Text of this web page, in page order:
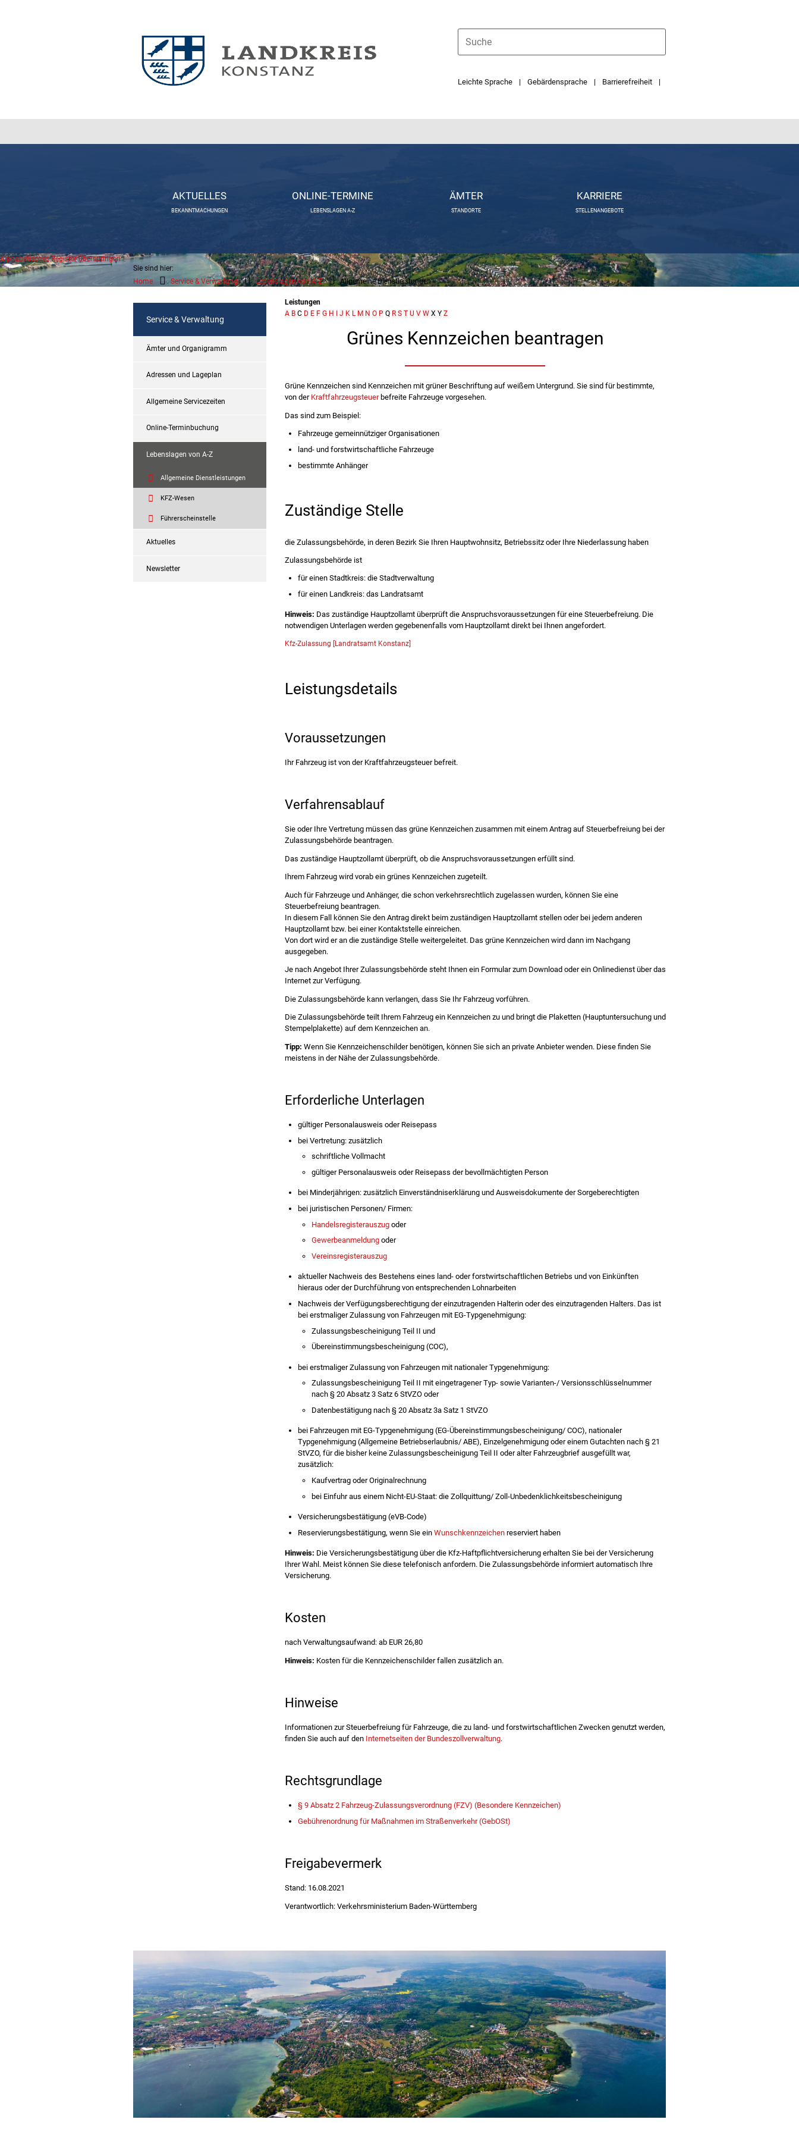
Leichte Sprache Gebärdensprache Barrierefreiheit
AKTUELLES
BEKANNTMACHUNGEN
ONLINE-TERMINE
LEBENSLAGEN A-Z
ÄMTER
STANDORTE
KARRIERE
STELLENANGEBOTE
Sie sind hier:
Home
Service & Verwaltung Lebenslagen von A-Z Allgemeine Dienstleistungen
Service & Verwaltung
Ämter und Organigramm
Adressen und Lageplan
Allgemeine Servicezeiten
Online-Terminbuchung
Lebenslagen von A-Z
Allgemeine Dienstleistungen
KFZ-Wesen
Führerscheinstelle
Aktuelles
Newsletter
Leistungen
Alphabetisches Register überspringen
A B C D E F G H I J K L M N O P Q R S T U V W X Y Z
Grünes Kennzeichen beantragen
Grüne Kennzeichen sind Kennzeichen mit grüner Beschriftung auf weißem Untergrund. Sie sind für bestimmte,
von der Kraftfahrzeugsteuerbefreite Fahrzeuge vorgesehen.
Das sind zum Beispiel:
Fahrzeuge gemeinnütziger Organisationen
land- und forstwirtschaftliche Fahrzeuge
bestimmte Anhänger
Zuständige Stelle
die Zulassungsbehörde, in deren Bezirk Sie Ihren Hauptwohnsitz, Betriebssitz oder Ihre Niederlassung haben
Zulassungsbehörde ist
für einen Stadtkreis: die Stadtverwaltung
für einen Landkreis: das Landratsamt
Hinweis: Das zuständige Hauptzollamt überprüft die Anspruchsvoraussetzungen für eine Steuerbefreiung. Die
notwendigen Unterlagen werden gegebenenfalls vom Hauptzollamt direkt bei Ihnen angefordert.
Kfz-Zulassung [Landratsamt Konstanz]
Leistungsdetails
Voraussetzungen
Ihr Fahrzeug ist von der Kraftfahrzeugsteuer befreit.
Verfahrensablauf
Sie oder Ihre Vertretung müssen das grüne Kennzeichen zusammen mit einem Antrag auf Steuerbefreiung bei der
Zulassungsbehörde beantragen.
Das zuständige Hauptzollamt überprüft, ob die Anspruchsvoraussetzungen erfüllt sind.
Ihrem Fahrzeug wird vorab ein grünes Kennzeichen zugeteilt.
Auch für Fahrzeuge und Anhänger, die schon verkehrsrechtlich zugelassen wurden, können Sie eine
Steuerbefreiung beantragen.
In diesem Fall können Sie den Antrag direkt beim zuständigen Hauptzollamt stellen oder bei jedem anderen
Hauptzollamt bzw. bei einer Kontaktstelle einreichen.
Von dort wird er an die zuständige Stelle weitergeleitet. Das grüne Kennzeichen wird dann im Nachgang
ausgegeben.
Je nach Angebot Ihrer Zulassungsbehörde steht Ihnen ein Formular zum Download oder ein Onlinedienst über das
Internet zur Verfügung.
Die Zulassungsbehörde kann verlangen, dass Sie Ihr Fahrzeug vorführen.
Die Zulassungsbehörde teilt Ihrem Fahrzeug ein Kennzeichen zu und bringt die Plaketten (Hauptuntersuchung und
Stempelplakette) auf dem Kennzeichen an.
Tipp: Wenn Sie Kennzeichenschilder benötigen, können Sie sich an private Anbieter wenden. Diese finden Sie
meistens in der Nähe der Zulassungsbehörde.
Erforderliche Unterlagen
gültiger Personalausweis oder Reisepass
bei Vertretung: zusätzlich
schriftliche Vollmacht
gültiger Personalausweis oder Reisepass der bevollmächtigten Person
bei Minderjährigen: zusätzlich Einverständniserklärung und Ausweisdokumente der Sorgeberechtigten
bei juristischen Personen/ Firmen:
Handelsregisterauszug oder
Gewerbeanmeldung oder
Vereinsregisterauszug
aktueller Nachweis des Bestehens eines land- oder forstwirtschaftlichen Betriebs und von Einkünften
hieraus oder der Durchführung von entsprechenden Lohnarbeiten
Nachweis der Verfügungsberechtigung der einzutragenden Halterin oder des einzutragenden Halters. Das ist
bei erstmaliger Zulassung von Fahrzeugen mit EG-Typgenehmigung:
Zulassungsbescheinigung Teil II und
Übereinstimmungsbescheinigung (COC),
bei erstmaliger Zulassung von Fahrzeugen mit nationaler Typgenehmigung:
Zulassungsbescheinigung Teil II mit eingetragener Typ- sowie Varianten-/ Versionsschlüsselnummer
nach § 20 Absatz 3 Satz 6 StVZO oder
Datenbestätigung nach § 20 Absatz 3a Satz 1 StVZO
bei Fahrzeugen mit EG-Typgenehmigung (EG-Übereinstimmungsbescheinigung/ COC), nationaler
Typgenehmigung (Allgemeine Betriebserlaubnis/ ABE), Einzelgenehmigung oder einem Gutachten nach § 21
StVZO, für die bisher keine Zulassungsbescheinigung Teil II oder alter Fahrzeugbrief ausgefüllt war,
zusätzlich:
Kaufvertrag oder Originalrechnung
bei Einfuhr aus einem Nicht-EU-Staat: die Zollquittung/ Zoll-Unbedenklichkeitsbescheinigung
Versicherungsbestätigung (eVB-Code)
Reservierungsbestätigung, wenn Sie einWunschkennzeichen reserviert haben
Hinweis: Die Versicherungsbestätigung über die Kfz-Haftpflichtversicherung erhalten Sie bei der Versicherung
Ihrer Wahl. Meist können Sie diese telefonisch anfordern. Die Zulassungsbehörde informiert automatisch Ihre
Versicherung.
Kosten
nach Verwaltungsaufwand: ab EUR 26,80
Hinweis: Kosten für die Kennzeichenschilder fallen zusätzlich an.
Hinweise
Informationen zur Steuerbefreiung für Fahrzeuge, die zu land- und forstwirtschaftlichen Zwecken genutzt werden,
finden Sie auch auf den Internetseiten der Bundeszollverwaltung.
Rechtsgrundlage
§ 9 Absatz 2 Fahrzeug-Zulassungsverordnung (FZV) (Besondere Kennzeichen)
Gebührenordnung für Maßnahmen im Straßenverkehr (GebOSt)
Freigabevermerk
Stand: 16.08.2021
Verantwortlich: Verkehrsministerium Baden-Württemberg